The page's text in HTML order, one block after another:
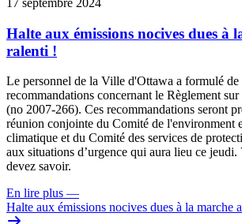
Halte aux émissions nocives dues à
ralenti !
Le personnel de la Ville d'Ottawa a formulé de
recommandations concernant le Règlement
(no 2007-266). Ces recommandations seront
réunion conjointe du Comité de l'environment
climatique et du Comité des services de
aux situations d’urgence qui aura lieu ce jeudi.
devez savoir.
En lire plus —
Halte aux émissions nocives dues à la marche